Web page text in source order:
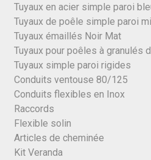
Tuyaux en acier simple paroi
Tuyaux de poêle simple paroi
Tuyaux émaillés Noir Mat
Tuyaux pour poêles à granulés
Tuyaux simple paroi rigides
Conduits ventouse 80/125
Conduits flexibles en Inox
Raccords
Flexible solin
Articles de cheminée
Kit Veranda